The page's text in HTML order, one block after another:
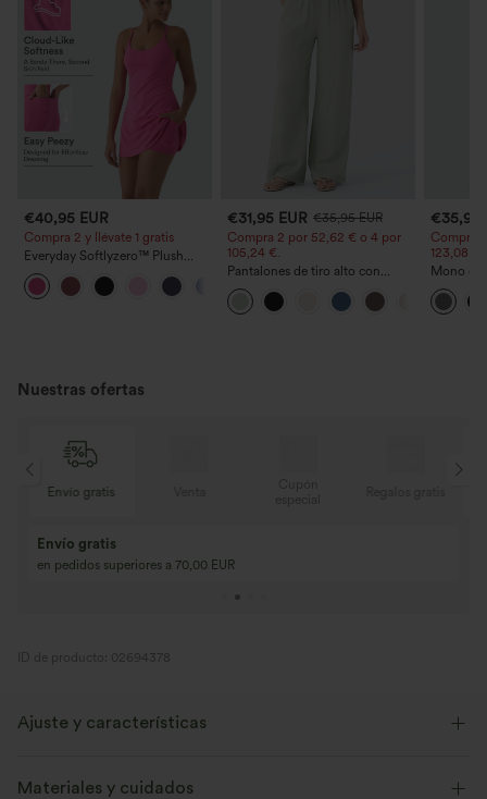
€40,95 EUR
Compra 2 y llévate 1 gratis
Everyday Softlyzero™ Plush
Vestido deportivo sin espalda 2
en 1 acampanado -Wannabe -
Easy Peezy
€31,95 EUR €35,95 EUR
Compra 2 por 52,62 € o 4 por
105,24 €.
Pantalones de tiro alto con
cordón y bolsillos, pernera
ancha, holgados y de estilo
casual con tacto de lino.
€35,95
Compra
123,08 €.
Mono
ancha,
- Easy
Nuestras ofertas
Envío gratis
Envío gratis
en pedidos superiores a 70,00 EUR
ID de producto: 02694378
Ajuste y características
Corte ajustado Espalda cut-out
Materiales y cuidados